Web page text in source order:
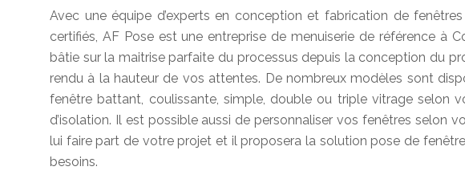
Avec une équipe d’experts en conception et fabrication de
certifiés, AF Pose est une entreprise de menuiserie de référence à
bâtie sur la maitrise parfaite du processus depuis la conception du
rendu à la hauteur de vos attentes. De nombreux modèles sont
fenêtre battant, coulissante, simple, double ou triple vitrage selon
d’isolation. Il est possible aussi de personnaliser vos fenêtres selon
lui faire part de votre projet et il proposera la solution pose de
besoins.